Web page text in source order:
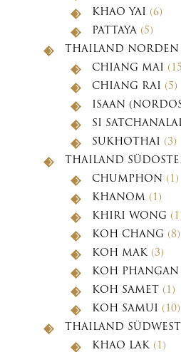
KHAO YAI (6)
PATTAYA (5)
THAILAND NORDEN
CHIANG MAI
CHIANG RAI (5)
ISAAN
SI SATCHANALAI
SUKHOTHAI (3)
THAILAND
CHUMPHON (1)
KHANOM (1)
KHIRI WONG
KOH CHANG (8)
KOH MAK(3)
KOH PHANGAN
KOH SAMET (1)
KOH SAMUI (10)
THAILAND
KHAO LAK(1)